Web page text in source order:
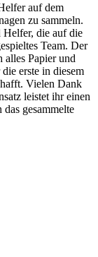
auf dem
zu sammeln.
die auf die
Team. Der
alles Papier und
erste in diesem
Vielen Dank
leistet ihr einen
gesammelte